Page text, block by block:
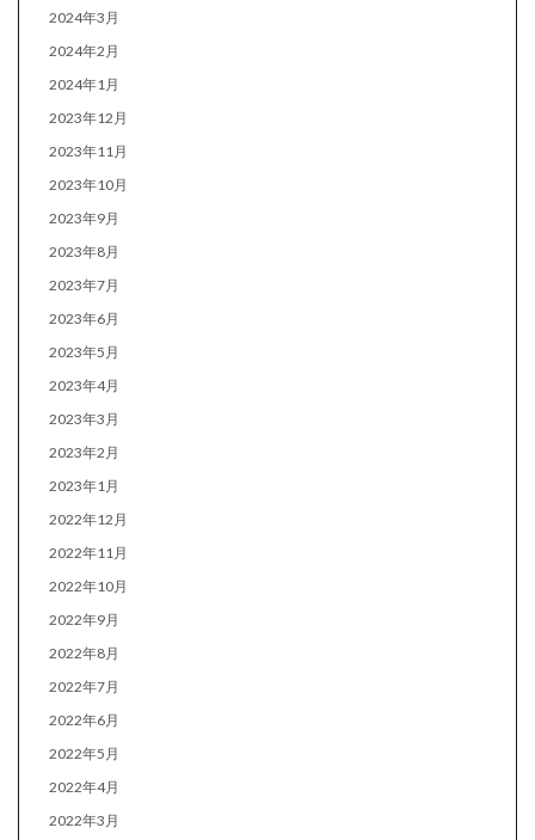
2024年3月
2024年2月
2024年1月
2023年12月
2023年11月
2023年10月
2023年9月
2023年8月
2023年7月
2023年6月
2023年5月
2023年4月
2023年3月
2023年2月
2023年1月
2022年12月
2022年11月
2022年10月
2022年9月
2022年8月
2022年7月
2022年6月
2022年5月
2022年4月
2022年3月